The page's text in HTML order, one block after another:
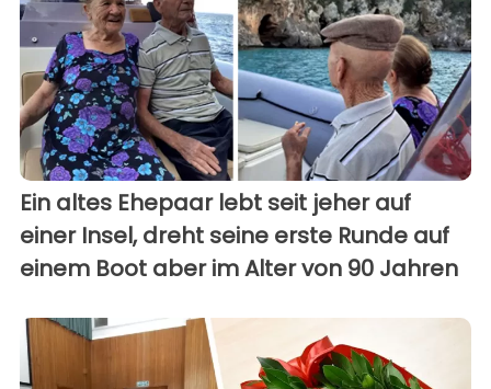
Ein altes Ehepaar lebt seit jeher auf
einer Insel, dreht seine erste Runde auf
einem Boot aber im Alter von 90 Jahren